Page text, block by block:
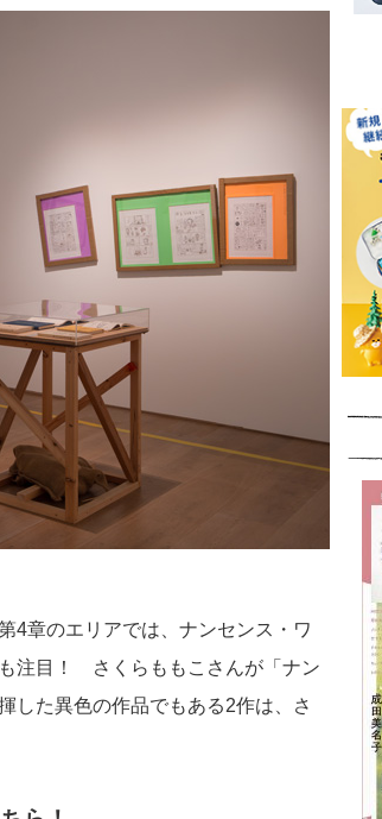
4章のエリアでは、ナンセンス・ワ
注目！ さくらももこさんが「ナン
した異色の作品でもある2作は、さ